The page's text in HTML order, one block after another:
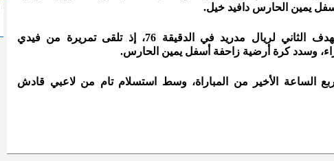
يمين الحارس دافيد خيل.
وأضاف ماركو أسينسيو الهدف الثاني لريال مدريد في الدقيقة 76، إذ تلقى تمريرة من فيدي
وسدد كرة أرضية زاحفة أسفل يمين الحارس.
الساعة الأخير من المباراة، وسط استسلام تام من لاعبي قادش